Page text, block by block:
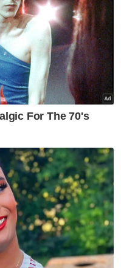
rakyat hari ini
kepada sistem
untuk
demi masa
ujarnya.